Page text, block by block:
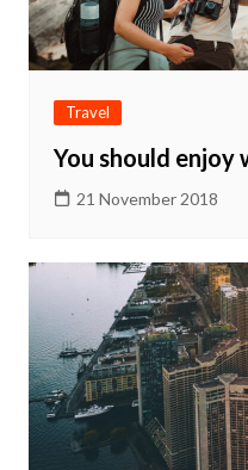
Travel
You should
21 November 2018